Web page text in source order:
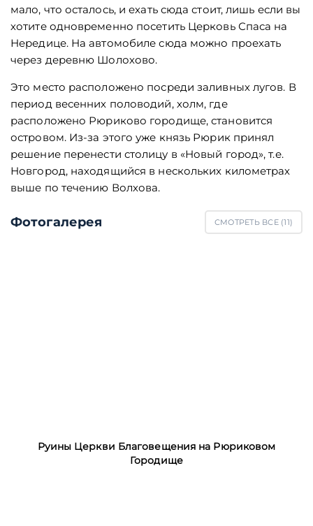
мало, что осталось, и ехать сюда стоит, лишь если вы
хотите одновременно посетить Церковь Спаса на
Нередице. На автомобиле сюда можно проехать
через деревню Шолохово.
Это место расположено посреди заливных лугов. В
период весенних половодий, холм, где
расположено Рюриково городище, становится
островом. Из-за этого уже князь Рюрик принял
решение перенести столицу в «Новый город», т.е.
Новгород, находящийся в нескольких километрах
выше по течению Волхова.
Фотогалерея СМОТРЕТЬ ВСЕ (11)
Руины Церкви Благовещения на Рюриковом
Городище